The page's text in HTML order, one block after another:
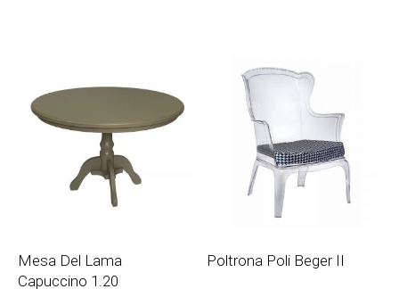
Mesa Del Lama
Capuccino 1.20
Poltrona Poli Beger II